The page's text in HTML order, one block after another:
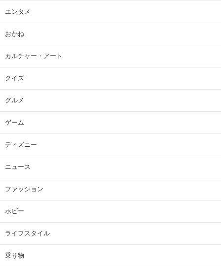
エンタメ
おかね
カルチャー・アート
クイズ
グルメ
ゲーム
ディズニー
ニュース
ファッション
ホビー
ライフスタイル
乗り物